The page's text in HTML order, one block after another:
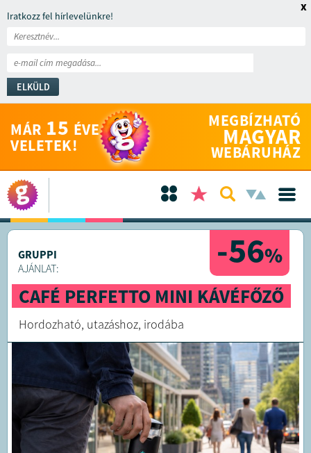
Iratkozz fel hírlevelünkre!
ELKÜLD
x
MÁR 15 ÉVE
VELETEK!
MEGBÍZHATÓ
MAGYAR
WEBÁRUHÁZ
-56%
GRUPPI
AJÁNLAT:
CAFÉ PERFETTO MINI KÁVÉFŐZŐ
Hordozható, utazáshoz, irodába